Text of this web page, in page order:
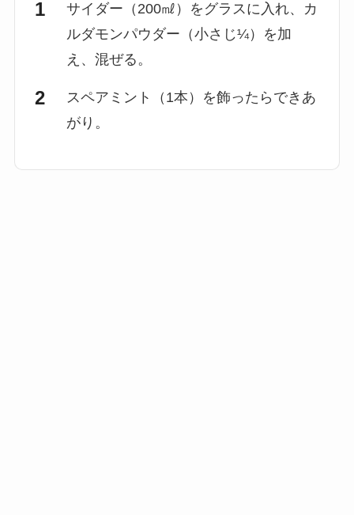
サイダー（200㎖）をグラスに入れ、カ
ルダモンパウダー（小さじ¼）を加
え、混ぜる。
スペアミント（1本）を飾ったらできあ
がり。